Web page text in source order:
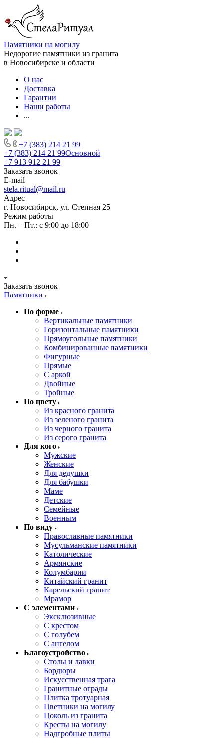
Памятники на могилу
Недорогие памятники из гранита
в Новосибирске и области
О нас
Доставка
Гарантии
Наши работы
...
+7 (383) 214 21 99
+7 (383) 214 21 99Основной
+7 913 912 21 99
Заказать звонок
E-mail
stela.ritual@mail.ru
Адрес
г. Новосибирск, ул. Степная 25
Режим работы
Пн. – Пт.: с 9:00 до 18:00
Заказать звонок
Памятники
По форме
Вертикальные памятники
Горизонтальные памятники
Прямоугольные памятники
Комбинированные памятники
Фигурные
Прямые
С аркой
Двойные
Тройные
По цвету
Из красного гранита
Из зеленого гранита
Из черного гранита
Из серого гранита
Для кого
Мужские
Женские
Для дедушки
Для бабушки
Маме
Детские
Семейные
Военным
По виду
Православные памятники
Мусульманские памятники
Католические
Армянские
Колумбарии
Китайский гранит
Карельский гранит
Мрамор
С элементами
Эксклюзивные
С крестом
С голубем
С ангелом
Благоустройство
Столы и лавки
Бордюры
Искусственная трава
Гранитные ограды
Плитка тротуарная
Цветники на могилу
Цоколь из гранита
Кресты на могилу
Надгробные плиты